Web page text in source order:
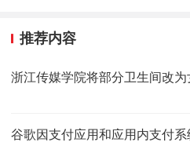
推荐内容
浙江传媒学院将部分卫生间改
谷歌因支付应用和应用内支付